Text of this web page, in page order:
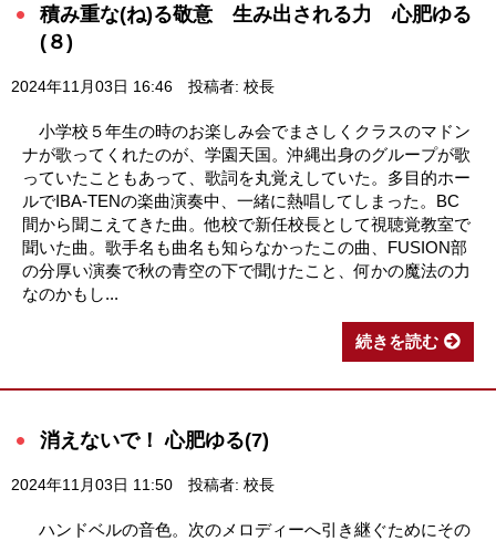
積み重な(ね)る敬意 生み出される力 心肥ゆる
(８)
2024年11月03日 16:46 投稿者: 校長
小学校５年生の時のお楽しみ会でまさしくクラスのマドン
ナが歌ってくれたのが、学園天国。沖縄出身のグループが歌
っていたこともあって、歌詞を丸覚えしていた。多目的ホー
ルでIBA-TENの楽曲演奏中、一緒に熱唱してしまった。BC
間から聞こえてきた曲。他校で新任校長として視聴覚教室で
聞いた曲。歌手名も曲名も知らなかったこの曲、FUSION部
の分厚い演奏で秋の青空の下で聞けたこと、何かの魔法の力
なのかもし...
続きを読む
消えないで！ 心肥ゆる(7)
2024年11月03日 11:50 投稿者: 校長
ハンドベルの音色。次のメロディーへ引き継ぐためにその